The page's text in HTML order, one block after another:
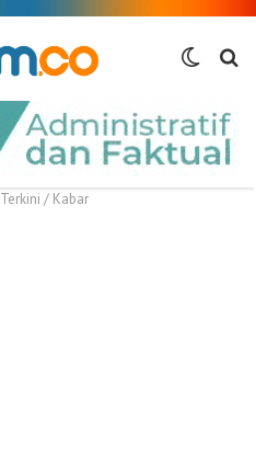
Switch
Terkini / Kabar